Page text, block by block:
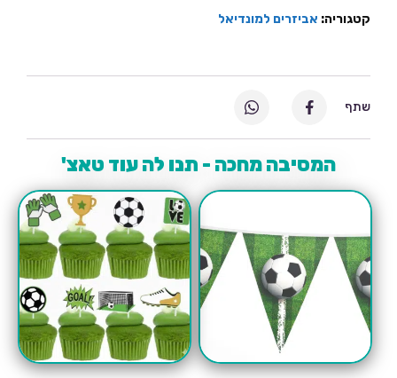
קטגוריה: אביזרים למונדיאל
המסיבה מחכה - תנו לה עוד טאצ'
שתף